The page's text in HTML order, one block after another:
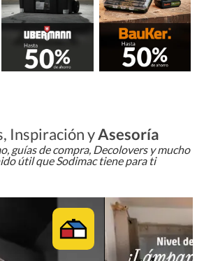
Inspiración yAsesoría
guías de compra, Decolovers y mucho
útil que Sodimac tiene para ti